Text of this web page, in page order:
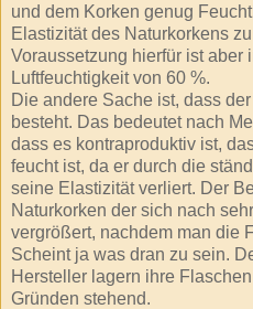
und dem Korken genug
Elastizität des Naturkorkens
Voraussetzung hierfür ist aber
Luftfeuchtigkeit von 60 %.
Die andere Sache ist, dass
besteht. Das bedeutet nach
dass es kontraproduktiv ist,
feucht ist, da er durch die
seine Elastizität verliert. Der
Naturkorken der sich nach
vergrößert, nachdem man die
Scheint ja was dran zu sein.
Hersteller lagern ihre
Gründen stehend.